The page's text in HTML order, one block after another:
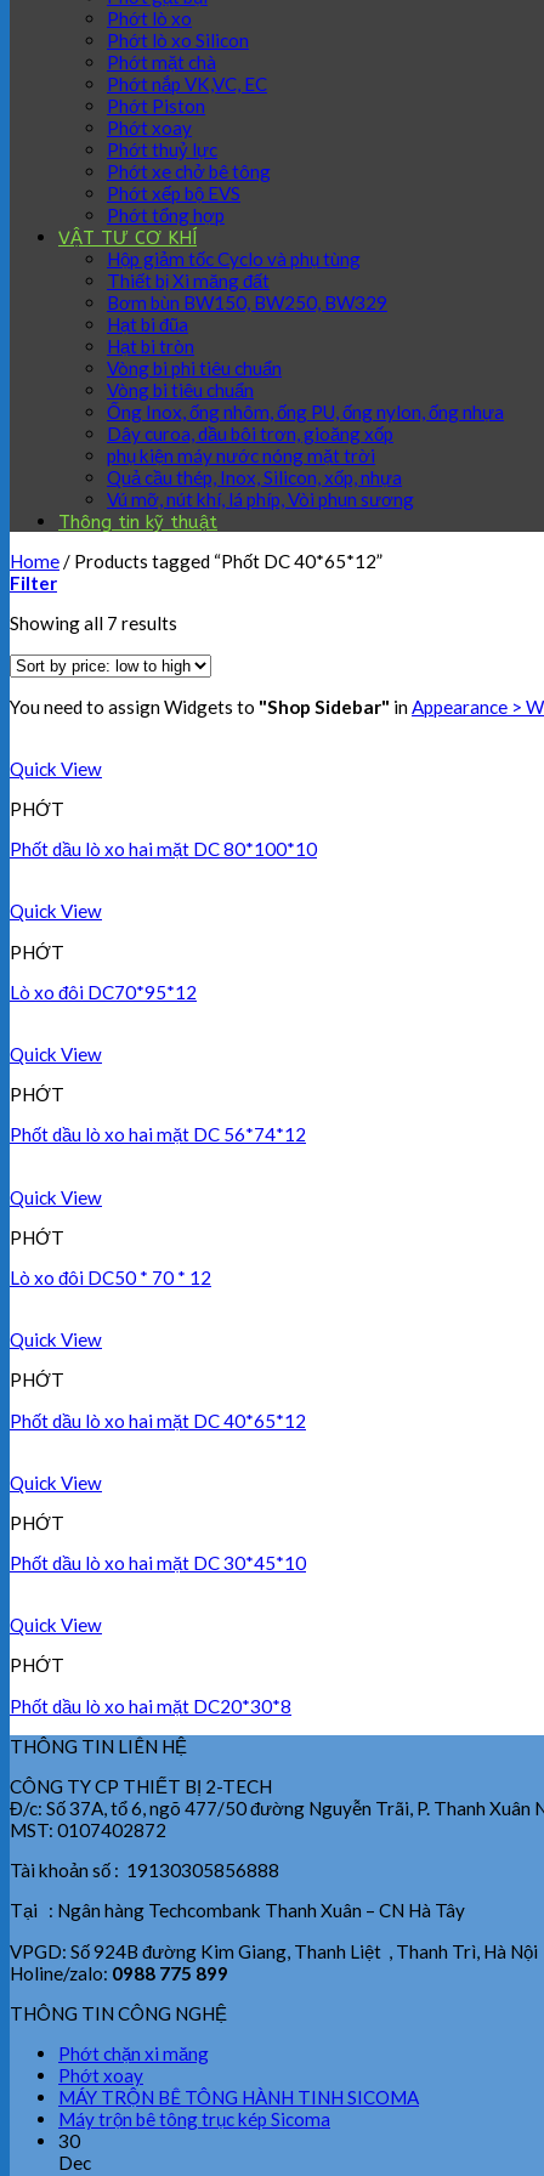
Phớt lò xo
Phớt lò xo Silicon
Phớt mặt chà
Phớt nắp VK,VC, EC
Phớt Piston
Phớt xoay
Phớt thuỷ lực
Phớt xe chở bê tông
Phớt xếp bộ EVS
Phớt tổng hợp
VẬT TƯ CƠ KHÍ
Hộp giảm tốc Cyclo và phụ tùng
Thiết bị Xi măng đất
Bơm bùn BW150, BW250, BW329
Hạt bi đũa
Hạt bi tròn
Vòng bi phi tiêu chuẩn
Vòng bi tiêu chuẩn
Ống Inox, ống nhôm, ống PU, ống nylon, ống nhựa
Dây curoa, dầu bôi trơn, gioăng xốp
phụ kiện máy nước nóng mặt trời
Quả cầu thép, Inox, Silicon, xốp, nhựa
Vú mỡ, nút khí, lá phíp, Vòi phun sương
Thông tin kỹ thuật
Home/ Products tagged “Phốt DC 40*65*12”
Filter
Showing all 7 results
You need to assign Widgets to "Shop Sidebar" inAppearance >
Quick View
PHỚT
Phốt dầu lò xo hai mặt DC 80*100*10
Quick View
PHỚT
Lò xo đôi DC70*95*12
Quick View
PHỚT
Phốt dầu lò xo hai mặt DC 56*74*12
Quick View
PHỚT
Lò xo đôi DC50 * 70 * 12
Quick View
PHỚT
Phốt dầu lò xo hai mặt DC 40*65*12
Quick View
PHỚT
Phốt dầu lò xo hai mặt DC 30*45*10
Quick View
PHỚT
Phốt dầu lò xo hai mặt DC20*30*8
THÔNG TIN LIÊN HỆ
CÔNG TY CP THIẾT BỊ 2-TECH
Đ/c: Số 37A, tổ 6, ngõ 477/50 đường Nguyễn Trãi, P. Thanh Xuân
MST: 0107402872
Tài khoản số : 19130305856888
Tại : Ngân hàng Techcombank Thanh Xuân – CN Hà Tây
VPGD: Số 924B đường Kim Giang, Thanh Liệt , Thanh Trì, Hà Nội
Holine/zalo: 0988 775 899
THÔNG TIN CÔNG NGHỆ
Phớt chặn xi măng
Phớt xoay
MÁY TRỘN BÊ TÔNG HÀNH TINH SICOMA
Máy trộn bê tông trục kép Sicoma
30
Dec